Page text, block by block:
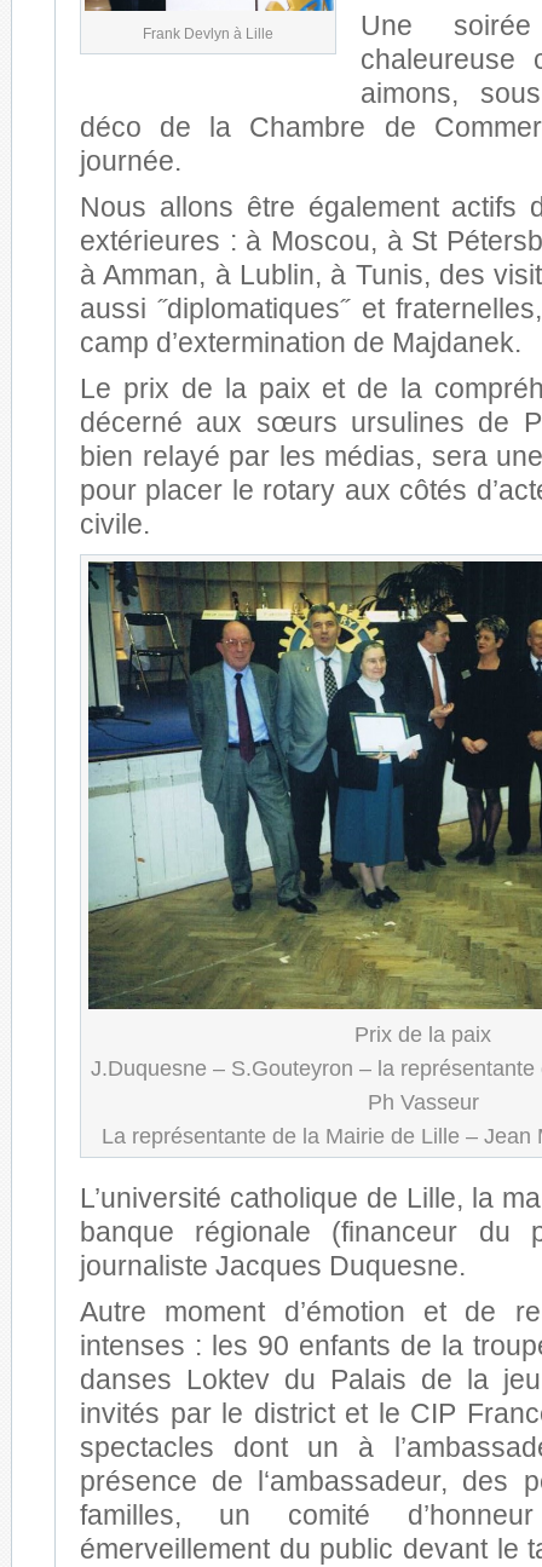
Frank Devlyn à Lille
Une
chaleureuse
aimons,
déco de la Chambre de
journée.
Nous allons être également actifs
extérieures : à Moscou, à St
à Amman, à Lublin, à Tunis, des
aussi ˝diplomatiques˝ et
camp d’extermination de Majdanek.
Le prix de la paix et de la
décerné aux sœurs ursulines de
bien relayé par les médias, sera
pour placer le rotary aux côtés
civile.
Prix de la paix
J.Duquesne – S.Gouteyron – la
Ph Vasseur
La représentante de la Mairie de Lille – Jean
L’université catholique de Lille, la
banque régionale (financeur du
journaliste Jacques Duquesne.
Autre moment d’émotion et de
intenses : les 90 enfants de la
danses Loktev du Palais de la
invités par le district et le CIP
spectacles dont un à
présence de l‘ambassadeur, des
familles, un comité
émerveillement du public devant le